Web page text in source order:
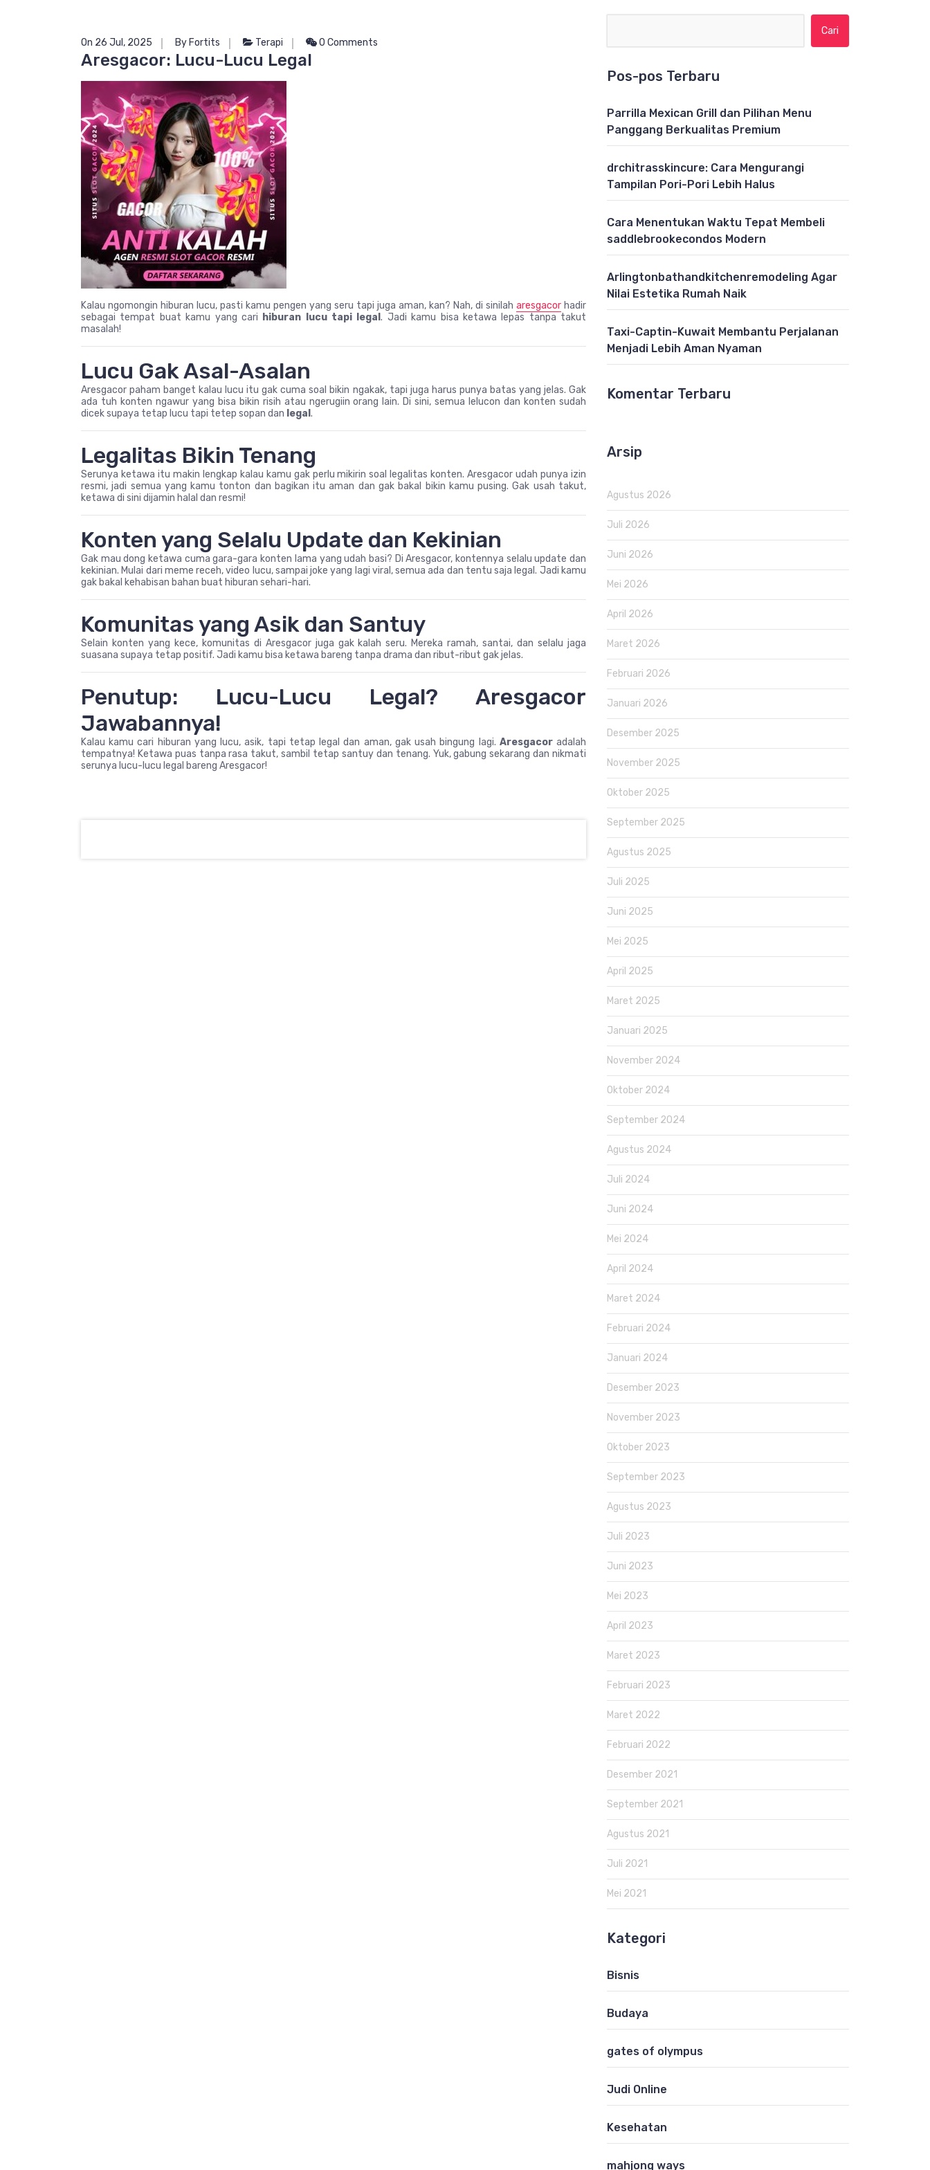
On 26 Jul, 2025 By Fortits Terapi 0 Comments
Aresgacor: Lucu-Lucu Legal
Kalau ngomongin hiburan lucu, pasti kamu pengen yang seru tapi juga aman, kan? Nah, di sinilah aresgacor hadir
sebagai tempat buat kamu yang cari hiburan lucu tapi legal. Jadi kamu bisa ketawa lepas tanpa takut
masalah!
Lucu Gak Asal-Asalan
Aresgacor paham banget kalau lucu itu gak cuma soal bikin ngakak, tapi juga harus punya batas yang jelas. Gak
ada tuh konten ngawur yang bisa bikin risih atau ngerugiin orang lain. Di sini, semua lelucon dan konten sudah
dicek supaya tetap lucu tapi tetep sopan dan legal .
Legalitas Bikin Tenang
Serunya ketawa itu makin lengkap kalau kamu gak perlu mikirin soal legalitas konten. Aresgacor udah punya izin
resmi, jadi semua yang kamu tonton dan bagikan itu aman dan gak bakal bikin kamu pusing. Gak usah takut,
ketawa di sini dijamin halal dan resmi!
Konten yang Selalu Update dan Kekinian
Gak mau dong ketawa cuma gara-gara konten lama yang udah basi? Di Aresgacor, kontennya selalu update dan
kekinian. Mulai dari meme receh, video lucu, sampai joke yang lagi viral, semua ada dan tentu saja legal. Jadi kamu
gak bakal kehabisan bahan buat hiburan sehari-hari.
Komunitas yang Asik dan Santuy
Selain konten yang kece, komunitas di Aresgacor juga gak kalah seru. Mereka ramah, santai, dan selalu jaga
suasana supaya tetap positif. Jadi kamu bisa ketawa bareng tanpa drama dan ribut-ribut gak jelas.
Penutup: Lucu-Lucu Legal? Aresgacor
Jawabannya!
Kalau kamu cari hiburan yang lucu, asik, tapi tetap legal dan aman, gak usah bingung lagi. Aresgacoradalah
tempatnya! Ketawa puas tanpa rasa takut, sambil tetap santuy dan tenang. Yuk, gabung sekarang dan nikmati
serunya lucu-lucu legal bareng Aresgacor!
Pos-pos Terbaru
Parrilla Mexican Grill dan Pilihan Menu
Panggang Berkualitas Premium
drchitrasskincure: Cara Mengurangi
Tampilan Pori-Pori Lebih Halus
Cara Menentukan Waktu Tepat Membeli
saddlebrookecondos Modern
Arlingtonbathandkitchenremodeling Agar
Nilai Estetika Rumah Naik
Taxi-Captin-Kuwait Membantu Perjalanan
Menjadi Lebih Aman Nyaman
Komentar Terbaru
Arsip
Agustus 2026
Juli 2026
Juni 2026
Mei 2026
April 2026
Maret 2026
Februari 2026
Januari 2026
Desember 2025
November 2025
Oktober 2025
September 2025
Agustus 2025
Juli 2025
Juni 2025
Mei 2025
April 2025
Maret 2025
Januari 2025
November 2024
Oktober 2024
September 2024
Agustus 2024
Juli 2024
Juni 2024
Mei 2024
April 2024
Maret 2024
Februari 2024
Januari 2024
Desember 2023
November 2023
Oktober 2023
September 2023
Agustus 2023
Juli 2023
Juni 2023
Mei 2023
April 2023
Maret 2023
Februari 2023
Maret 2022
Februari 2022
Desember 2021
September 2021
Agustus 2021
Juli 2021
Mei 2021
Kategori
Bisnis
Budaya
gates of olympus
Judi Online
Kesehatan
mahjong ways